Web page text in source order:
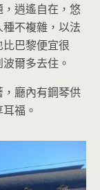
逍遙自在，悠
不複雜，以法
巴黎便宜很
爾多去住。
廳內有鋼琴供
福。